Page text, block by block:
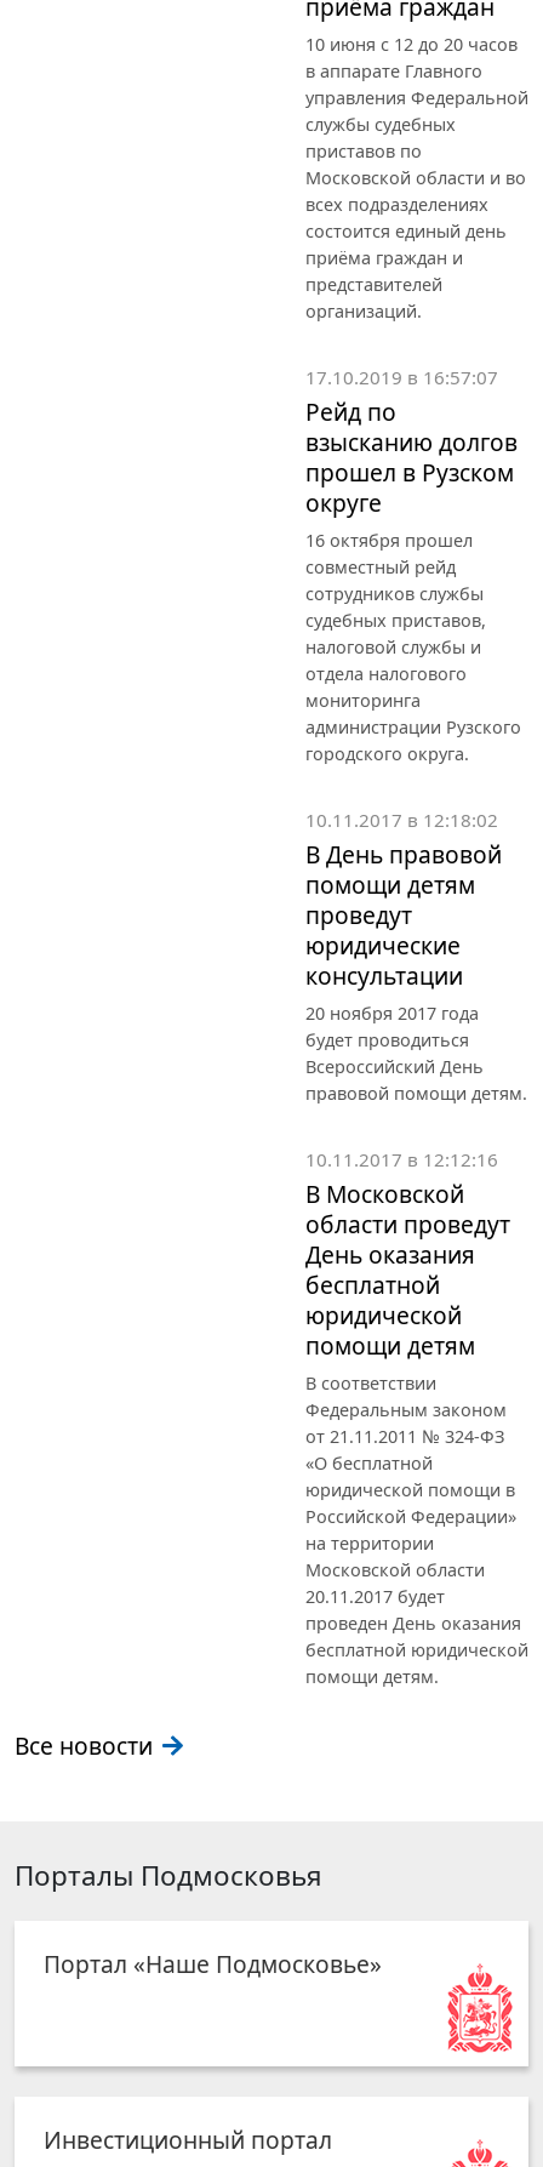
10 июня с 12 до 20 часов
в аппарате Главного
управления Федеральной
службы судебных
приставов по
Московской области и во
всех подразделениях
состоится единый день
приёма граждан и
представителей
организаций.
17.10.2019 в 16:57:07
Рейд по
взысканию долгов
прошел в Рузском
округе
16 октября прошел
совместный рейд
сотрудников службы
судебных приставов,
налоговой службы и
отдела налогового
мониторинга
администрации Рузского
городского округа.
10.11.2017 в 12:18:02
В День правовой
помощи детям
проведут
юридические
консультации
20 ноября 2017 года
будет проводиться
Всероссийский День
правовой помощи детям.
10.11.2017 в 12:12:16
В Московской
области проведут
День оказания
бесплатной
юридической
помощи детям
В соответствии
Федеральным законом
от 21.11.2011 № 324-ФЗ
«О бесплатной
юридической помощи в
Российской Федерации»
на территории
Московской области
20.11.2017 будет
проведен День оказания
бесплатной юридической
помощи детям.
Все новости
Порталы Подмосковья
Портал «Наше Подмосковье»
Инвестиционный портал